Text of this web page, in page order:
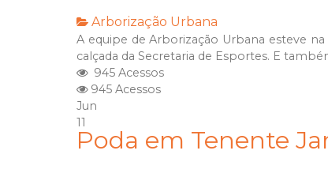
Arborização Urbana
A equipe de Arborização Urbana esteve
calçada da Secretaria de Esportes. E
945 Acessos
945 Acessos
Jun
11
Poda em Tenente